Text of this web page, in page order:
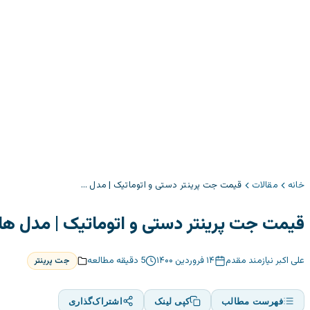
خانه مقالات قیمت جت پرینتر دستی و اتوماتیک | مدل های 2022 با بهترین کیفیت
قیمت جت پرینتر دستی و اتوماتیک | مدل های 2022 با بهترین
علی اکبر نیازمند مقدم ۱۴ فروردین ۱۴۰۰ 5 دقیقه مطالعه جت پرینتر
فهرست مطالب کپی لینک اشتراک‌گذاری